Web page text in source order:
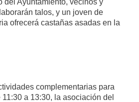
talos, y un joven de
ofrecerá castañas asadas en la
complementarias para
a 13:30, la asociación del